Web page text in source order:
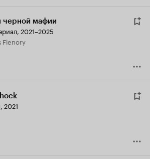
черной мафии
2021–2025
Flenory
2021